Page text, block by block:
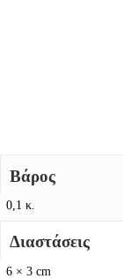
Βάρος
0,1 κ.
Διαστάσεις
6 × 3 cm